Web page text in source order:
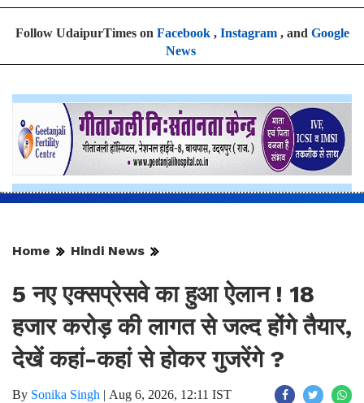
Follow UdaipurTimes on Facebook, Instagram, and Google
News
Home Hindi News
5 नए एक्सप्रेसवे का हुआ ऐलान ! 18
हजार करोड़ की लागत से जल्द होंगे तैयार,
देखें कहां-कहां से होकर गुजरेंगे ?
By Sonika Singh | Aug 6, 2026, 12:11 IST